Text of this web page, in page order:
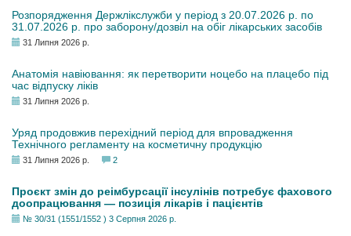
Розпорядження Держлікслужби у період з 20.07.2026 р. по
31.07.2026 р. про заборону/дозвіл на обіг лікарських засобів
31 Липня 2026 р.
Анатомія навіювання: як перетворити ноцебо на плацебо під
час відпуску ліків
31 Липня 2026 р.
Уряд продовжив перехідний період для впровадження
Технічного регламенту на косметичну продукцію
31 Липня 2026 р. 2
Проєкт змін до реімбурсації інсулінів потребує фахового
доопрацювання — позиція лікарів і пацієнтів
№ 30/31 (1551/1552 ) 3 Серпня 2026 р.